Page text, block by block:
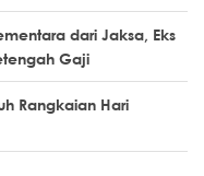
dari Jaksa, Eks
Gaji
Rangkaian Hari